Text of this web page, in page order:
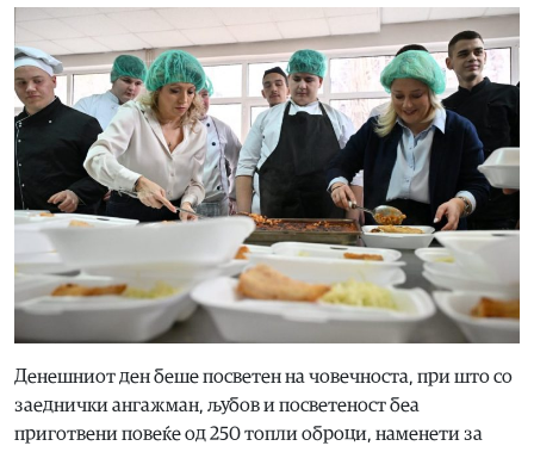
Денешниот ден беше посветен на човечноста, при што со
заеднички ангажман, љубов и посветеност беа
приготвени повеќе од 250 топли оброци, наменети за